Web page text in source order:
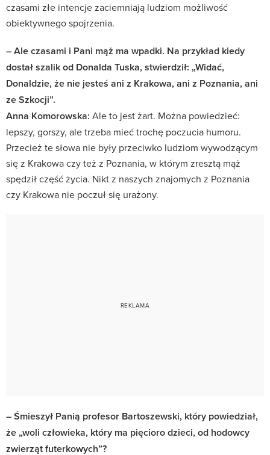
czasami złe intencje zaciemniają ludziom możliwość
obiektywnego spojrzenia.
– Ale czasami i Pani mąż ma wpadki. Na przykład kiedy
dostał szalik od Donalda Tuska, stwierdził: „Widać,
Donaldzie, że nie jesteś ani z Krakowa, ani z Poznania, ani
ze Szkocji”.
Anna Komorowska: Ale to jest żart. Można powiedzieć:
lepszy, gorszy, ale trzeba mieć trochę poczucia humoru.
Przecież te słowa nie były przeciwko ludziom wywodzącym
się z Krakowa czy też z Poznania, w którym zresztą mąż
spędził część życia. Nikt z naszych znajomych z Poznania
czy Krakowa nie poczuł się urażony.
– Śmieszył Panią profesor Bartoszewski, który powiedział,
że „woli człowieka, który ma pięcioro dzieci, od hodowcy
zwierząt futerkowych”?